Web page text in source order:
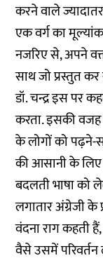
करने वाले
एक वर्ग का
नजरिए से, अपने
साथ जो प्रस्तुत
डॉ. चन्द्र इस पर
करता. इसकी
के लोगों को पढ़ने-
की आसानी के लिए
बदलती भाषा को
लगातार अंग्रेजी के
वंदना राग कहती
वैसे उसमें